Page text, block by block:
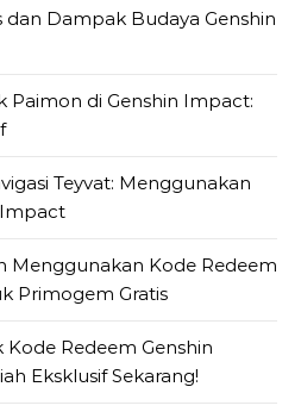
Dampak Budaya Genshin
Paimon di Genshin Impact:
Teyvat: Menggunakan
Menggunakan Kode Redeem
Primogem Gratis
Redeem Genshin
Eksklusif Sekarang!